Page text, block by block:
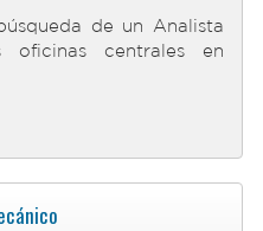
de un Analista
oficinas centrales en